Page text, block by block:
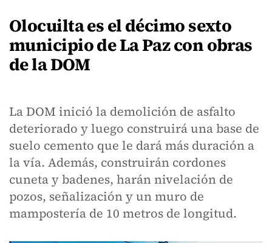
Olocuilta es el décimo sexto
municipio de La Paz con obras
de la DOM
La DOM inició la demolición de asfalto
deteriorado y luego construirá una base de
suelo cemento que le dará más duración a
la vía. Además, construirán cordones
cuneta y badenes, harán nivelación de
pozos, señalización y un muro de
mampostería de 10 metros de longitud.